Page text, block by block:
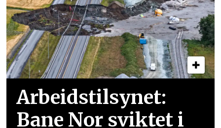
Arbeidstilsynet:
Bane Nor sviktet i